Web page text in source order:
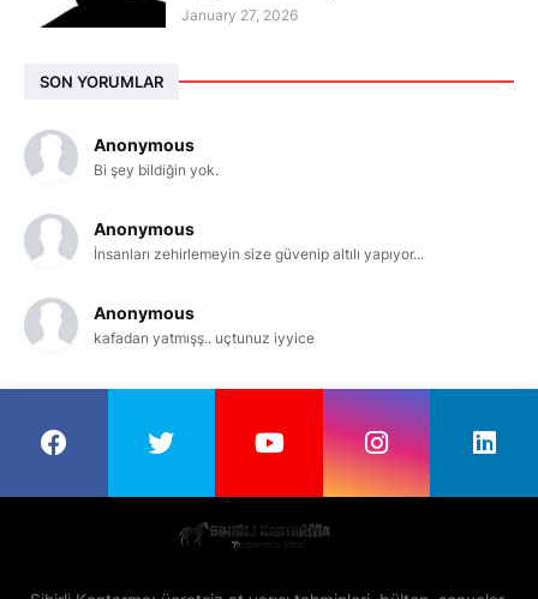
January 27, 2026
SON YORUMLAR
Anonymous
Bi şey bildiğin yok.
Anonymous
İnsanları zehirlemeyin size güvenip altılı yapıyor...
Anonymous
kafadan yatmışş.. uçtunuz iyyice